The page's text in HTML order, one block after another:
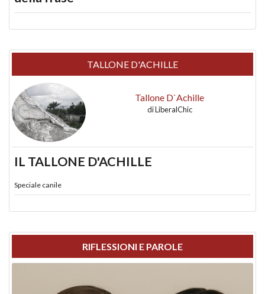
TALLONE D'ACHILLE
Tallone D`Achille
diLiberalChic
IL TALLONE D'ACHILLE
Speciale canile
RIFLESSIONI E PAROLE